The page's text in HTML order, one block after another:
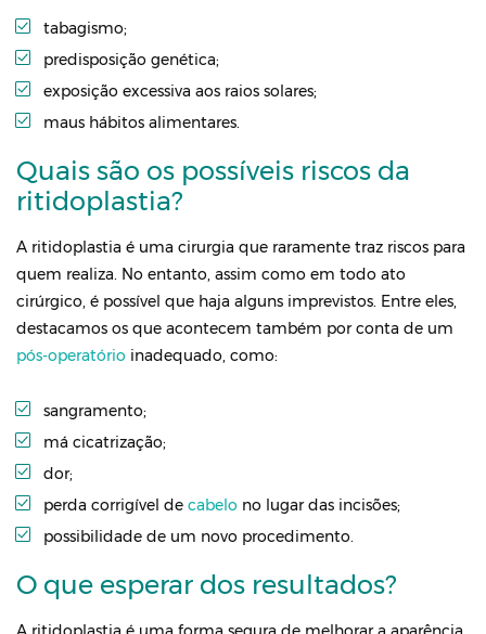
tabagismo;
predisposição genética;
exposição excessiva aos raios solares;
maus hábitos alimentares.
Quais são os possíveis riscos da
ritidoplastia?
A ritidoplastia é uma cirurgia que raramente traz riscos para
quem realiza. No entanto, assim como em todo ato
cirúrgico, é possível que haja alguns imprevistos. Entre eles,
destacamos os que acontecem também por conta de um
pós-operatório inadequado, como:
sangramento;
má cicatrização;
dor;
perda corrigível de cabelo no lugar das incisões;
possibilidade de um novo procedimento.
O que esperar dos resultados?